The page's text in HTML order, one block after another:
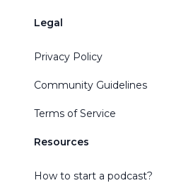
Legal
Privacy Policy
Community Guidelines
Terms of Service
Resources
How to start a podcast?